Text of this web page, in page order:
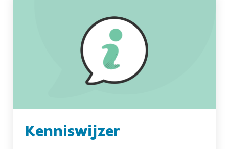
Kenniswijzer